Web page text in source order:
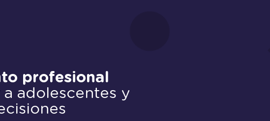
profesional
adolescentes y